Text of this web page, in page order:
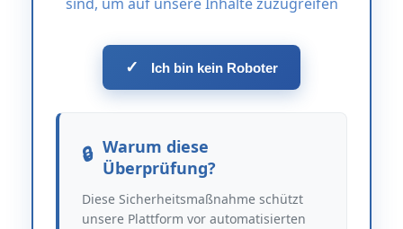
✓ Ich bin kein Roboter
Warum diese
Überprüfung?
Diese Sicherheitsmaßnahme schützt
unsere Plattform vor automatisierten